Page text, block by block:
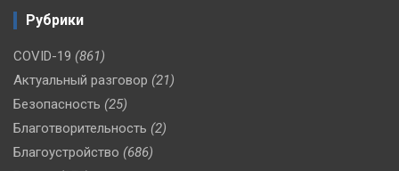
Рубрики
COVID-19 (861)
Актуальный разговор (21)
Безопасность (25)
Благотворительность (2)
Благоустройство (686)